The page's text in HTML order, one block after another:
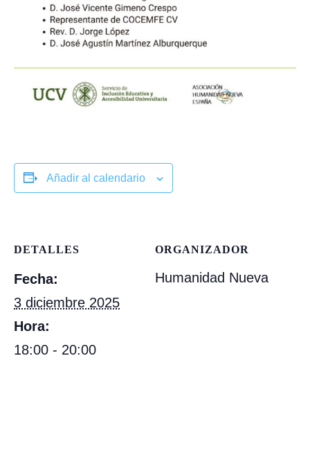
Añadir al calendario
DETALLES
Fecha:
3 diciembre 2025
Hora:
18:00 - 20:00
ORGANIZADOR
Humanidad Nueva